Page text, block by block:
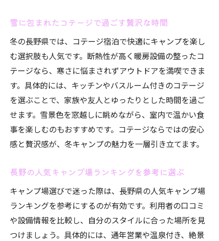
雪に包まれたコテージで過ごす贅沢な時間
冬の長野県では、コテージ宿泊で快適にキャンプを楽し
む選択肢も人気です。断熱性が高く暖房設備の整ったコ
テージなら、寒さに悩まされずアウトドアを満喫できま
す。具体的には、キッチンやバスルーム付きのコテージ
を選ぶことで、家族や友人とゆったりとした時間を過ご
せます。雪景色を窓越しに眺めながら、室内で温かい食
事を楽しむのもおすすめです。コテージならではの安心
感と贅沢感が、冬キャンプの魅力を一層引き立てます。
長野の人気キャンプ場ランキングを参考に選ぶ
キャンプ場選びで迷った際は、長野県の人気キャンプ場
ランキングを参考にするのが有効です。利用者の口コミ
や設備情報を比較し、自分のスタイルに合った場所を見
つけましょう。具体的には、通年営業や温泉付き、絶景